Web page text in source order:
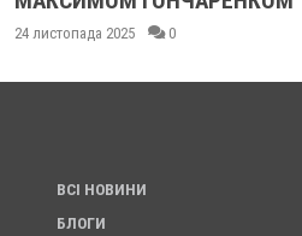
24 листопада 2025 0
ВСІ НОВИНИ
БЛОГИ